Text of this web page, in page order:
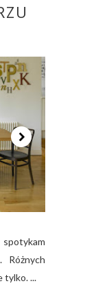
Różnych
tylko. ...